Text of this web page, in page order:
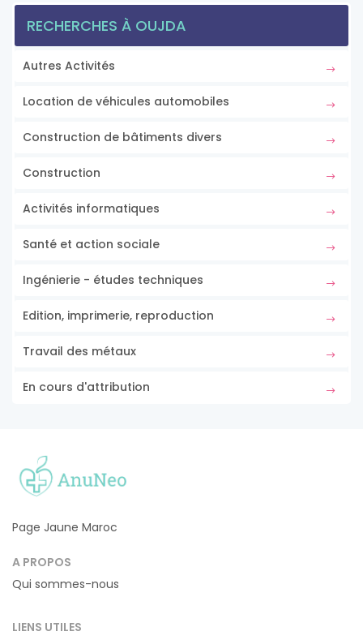
RECHERCHES À OUJDA
Autres Activités
Location de véhicules automobiles
Construction de bâtiments divers
Construction
Activités informatiques
Santé et action sociale
Ingénierie - études techniques
Edition, imprimerie, reproduction
Travail des métaux
En cours d'attribution
Page Jaune Maroc
A PROPOS
Qui sommes-nous
LIENS UTILES